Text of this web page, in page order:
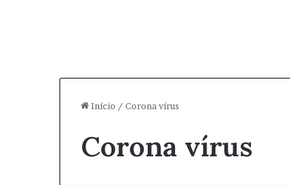
Início / Corona vírus
Corona vírus